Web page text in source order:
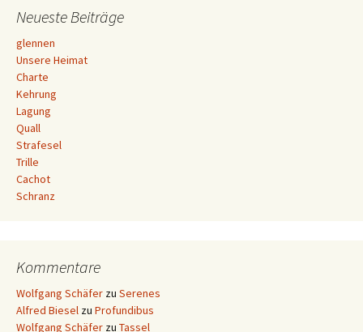
Navigation
Neueste Beiträge
glennen
Unsere Heimat
Charte
Kehrung
Lagung
Quall
Strafesel
Trille
Cachot
Schranz
Kommentare
Wolfgang Schäfer zu Serenes
Alfred Biesel zu Profundibus
Wolfgang Schäfer zu Tassel